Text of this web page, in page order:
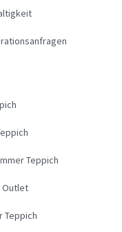
Teppich
Outlet
Teppich